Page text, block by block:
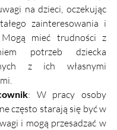
na dzieci, oczekując
zainteresowania i
mieć trudności z
potrzeb dziecka
z ich własnymi
: W pracy osoby
często starają się być w
i mogą przesadzać w